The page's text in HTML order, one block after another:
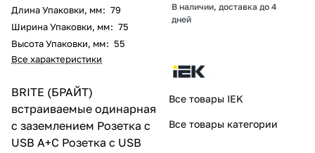
Длина Упаковки, мм: 79
Ширина Упаковки, мм: 75
Высота Упаковки, мм: 55
Все характеристики
BRITE (БРАЙТ)
встраиваемые одинарная
с заземлением Розетка с
USB A+C Розетка с USB
В наличии, доставка до 4
дней
Все товары IEK
Все товары категории